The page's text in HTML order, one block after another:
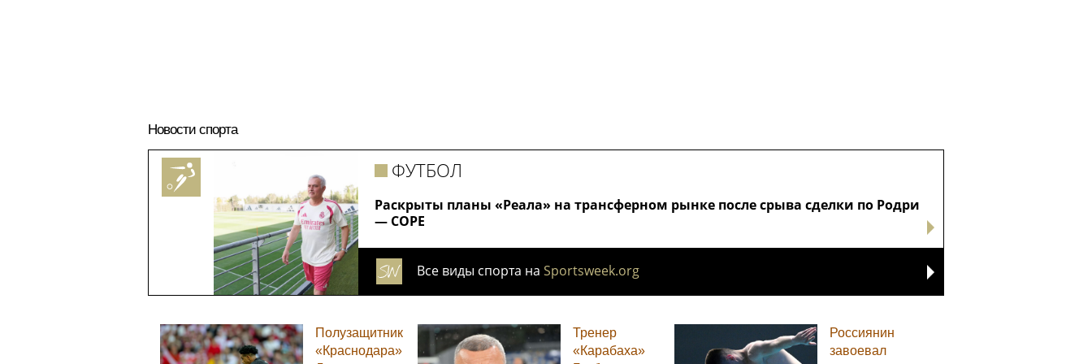
Новости спорта
Раскрыты планы «Реала» на трансферном рынке после срыва сделки по Родри
— COPE
ФУТБОЛ
Все виды спорта на Sportsweek.org
Полузащитник
«Краснодара»
Тренер
«Карабаха»
Россиянин
завоевал